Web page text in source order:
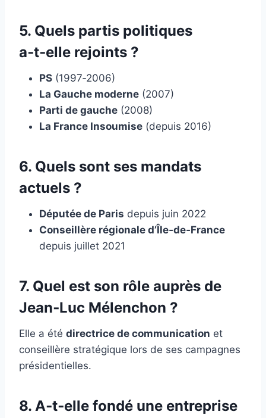
5. Quels partis politiques
a‑t‑elle rejoints ?
PS (1997‑2006)
La Gauche moderne (2007)
Parti de gauche (2008)
La France Insoumise (depuis 2016)
6. Quels sont ses mandats
actuels ?
Députée de Paris depuis juin 2022
Conseillère régionale d’Île‑de‑France
depuis juillet 2021
7. Quel est son rôle auprès de
Jean‑Luc Mélenchon ?
Elle a été directrice de communication et
conseillère stratégique lors de ses campagnes
présidentielles.
8. A‑t‑elle fondé une entreprise